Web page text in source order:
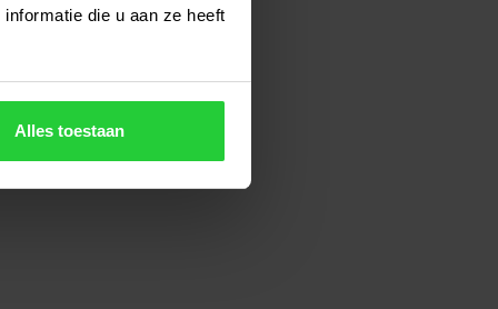
die u aan ze heeft
Alles toestaan